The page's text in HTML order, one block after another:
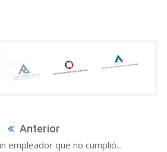
Anterior
empleador que no cumplió...